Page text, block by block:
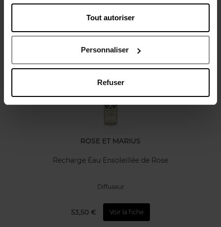
Tout autoriser
Personnaliser
Refuser
Vous aimerez peut-être
ROSE ET MARIUS
Recharge Eau Ensoleillée de Rose
Diffuseur
53,50 € Voir la fiche